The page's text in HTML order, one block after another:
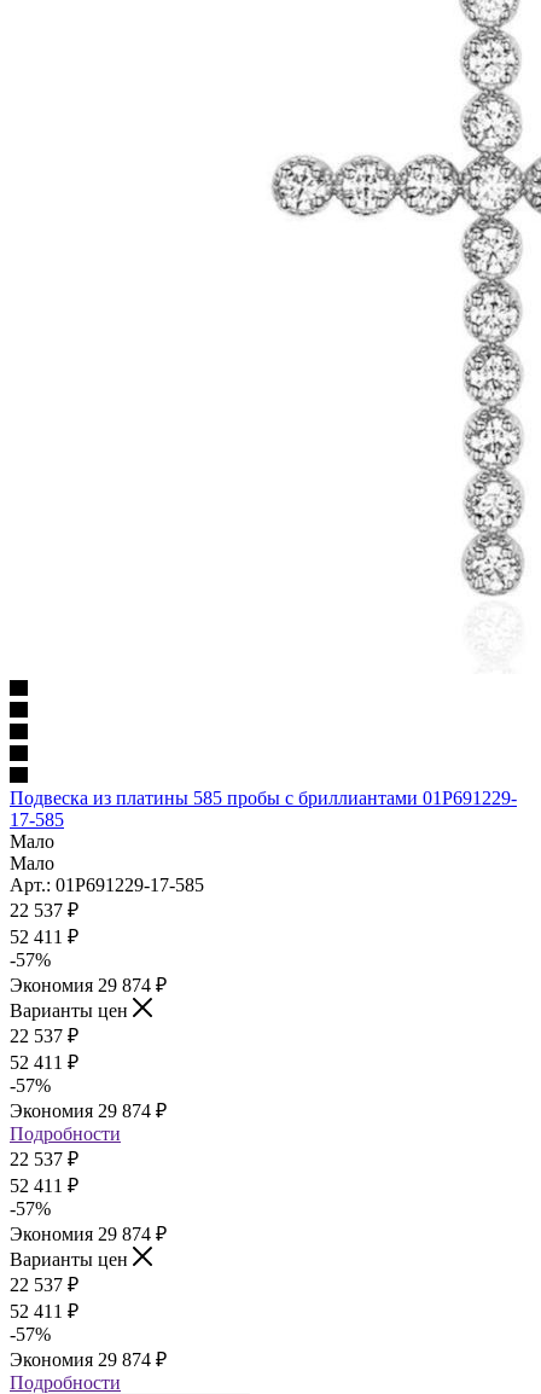
Подвеска из платины 585 пробы с бриллиантами 01Р691229-
17-585
Мало
Мало
Арт.: 01Р691229-17-585
22 537 ₽
52 411 ₽
-57%
Экономия 29 874 ₽
Варианты цен
22 537 ₽
52 411 ₽
-57%
Экономия 29 874 ₽
Подробности
22 537 ₽
52 411 ₽
-57%
Экономия 29 874 ₽
Варианты цен
22 537 ₽
52 411 ₽
-57%
Экономия 29 874 ₽
Подробности